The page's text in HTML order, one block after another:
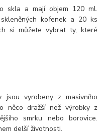
skla a mají objem 120 ml.
kořenek a 20 ks
si můžete vybrat ty, které
jsou vyrobeny z masivního
něco dražší než výrobky z
smrku nebo borovice.
delší životnosti.